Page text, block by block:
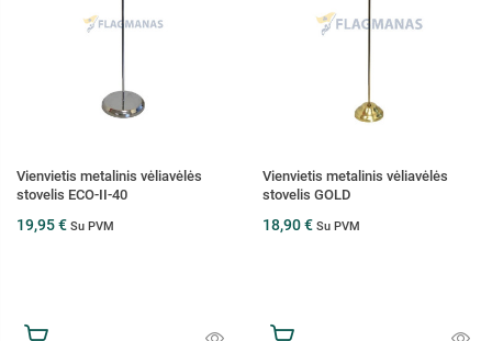
Vienvietis metalinis vėliavėlės
stovelis ECO-II-40
19,95 € Su PVM
Vienvietis metalinis vėliavėlės
stovelis GOLD
18,90 € Su PVM